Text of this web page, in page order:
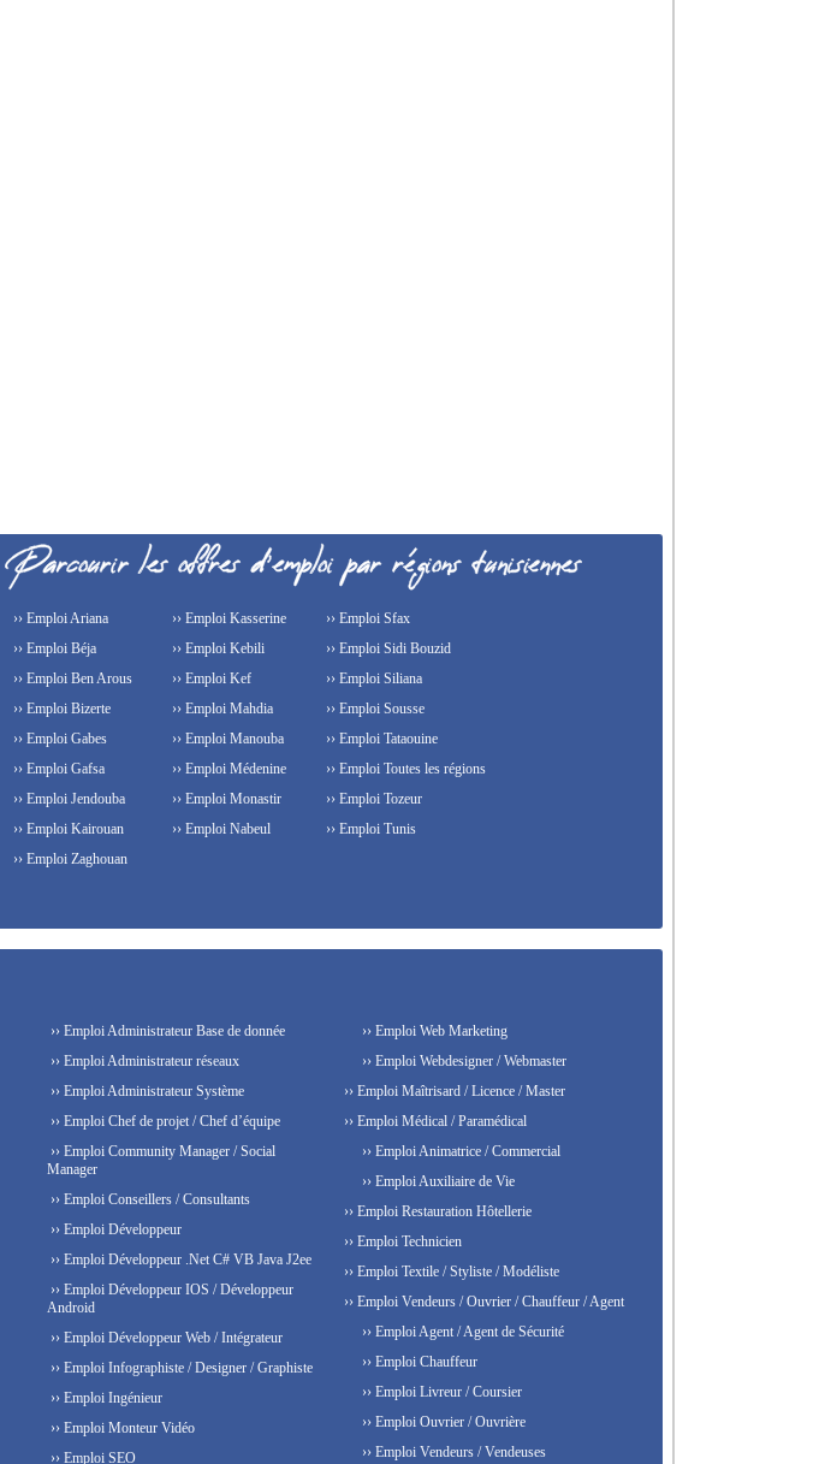
›› Emploi Ariana
›› Emploi Béja
›› Emploi Ben Arous
›› Emploi Bizerte
›› Emploi Gabes
›› Emploi Gafsa
›› Emploi Jendouba
›› Emploi Kairouan
›› Emploi Kasserine
›› Emploi Kebili
›› Emploi Kef
›› Emploi Mahdia
›› Emploi Manouba
›› Emploi Médenine
›› Emploi Monastir
›› Emploi Nabeul
›› Emploi Sfax
›› Emploi Sidi Bouzid
›› Emploi Siliana
›› Emploi Sousse
›› Emploi Tataouine
›› Emploi Toutes les régions
›› Emploi Tozeur
›› Emploi Tunis
›› Emploi Zaghouan
›› Emploi Administrateur Base de donnée
›› Emploi Administrateur réseaux
›› Emploi Administrateur Système
›› Emploi Chef de projet / Chef d’équipe
›› Emploi Community Manager / Social
Manager
›› Emploi Conseillers / Consultants
›› Emploi Développeur
›› Emploi Développeur .Net C# VB Java J2ee
›› Emploi Développeur IOS / Développeur
Android
›› Emploi Développeur Web / Intégrateur
›› Emploi Infographiste / Designer / Graphiste
›› Emploi Ingénieur
›› Emploi Monteur Vidéo
›› Emploi SEO
›› Emploi Web Marketing
›› Emploi Webdesigner / Webmaster
›› Emploi Maîtrisard / Licence / Master
›› Emploi Médical / Paramédical
›› Emploi Animatrice / Commercial
›› Emploi Auxiliaire de Vie
›› Emploi Restauration Hôtellerie
›› Emploi Technicien
›› Emploi Textile / Styliste / Modéliste
›› Emploi Vendeurs / Ouvrier / Chauffeur / Agent
›› Emploi Agent / Agent de Sécurité
›› Emploi Chauffeur
›› Emploi Livreur / Coursier
›› Emploi Ouvrier / Ouvrière
›› Emploi Vendeurs / Vendeuses